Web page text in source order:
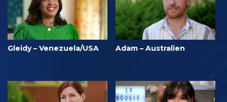
Gleidy – Venezuela/USA Adam – Australien